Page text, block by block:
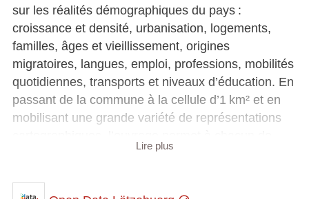
sur les réalités démographiques du pays :
croissance et densité, urbanisation, logements,
familles, âges et vieillissement, origines
migratoires, langues, emploi, professions, mobilités
quotidiennes, transports et niveaux d’éducation. En
passant de la commune à la cellule d’1 km² et en
mobilisant une grande variété de représentations
situer son expérience personnelle dans un paysage
Lire plus